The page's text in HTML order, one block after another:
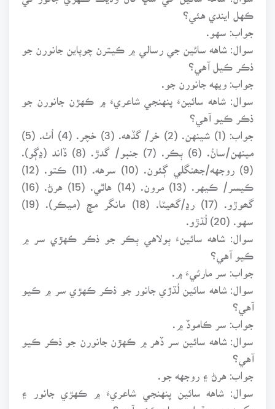
ڪهل ايندي هئي؟
جواب: سهو.
سوال: شاهه سائين جي رسالي ۾ ڪيترن چوپاين جانورن جو
ذڪر ڪيل آهي؟
جواب: ويهه جانورن جو.
سوال: شاهه سائينءَ پنهنجي شاعريءَ ۾ ڪهڙن جانورن جو
ذڪر ڪيو آهي؟
جواب: (1) شينهن. (2) خر/ گڏهه. (3) خچر. (4) اُٺ. (5)
مينهن/سانُ. (6) ٻڪر. (7) جنبو/ گدڙ. (8) ڏاند (ڍڳو).
(9) روجهه/جھنگلي ڳئون. (10) سرهه. (11) ڪتو. (12)
ڪيسر/ ڪيهر. (13) مرون. (14) هاٿي. (15) هرڻ. (16)
گھوڙو. (17) رڍ/گھيٽا. (18) مانگر مڇ (ميڪر). (19)
سهو. (20) لُڌڙو.
سوال: شاهه سائينءَ ٻولاهي ٻڪر جو ذڪر ڪهڙي سر ۾
ڪيو آهي؟
جواب: سر مارئيءَ ۾.
سوال: شاهه سائين لُڌڙي جانور جو ذڪر ڪهڙي سر ۾ ڪيو
آهي؟
جواب: سر ڪاموڏ ۾.
سوال: شاهه سائين سر ڏهر ۾ ڪهڙن جانورن جو ذڪر ڪيو
آهي؟
جواب: هرڻ ۽ روجهه جو.
سوال: شاهه سائين پنهنجي شاعريءَ ۾ ڪهڙي جانور ۽
پکيءَ جي بيقراري بيان ڪئي آهي؟